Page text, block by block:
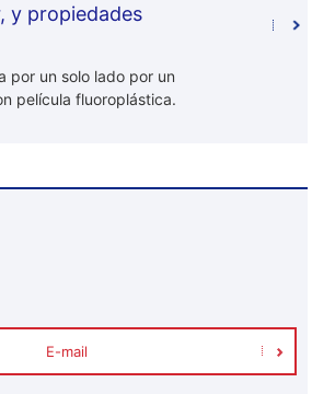
y propiedades
por un solo lado por un
película fluoroplástica.
E-mail